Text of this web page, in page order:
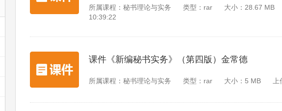
所属课程：秘书理论与实务 类型：rar 大小：28.67 MB
10:39:22
课件《新编秘书实务》（第四版）金常德
所属课程：秘书理论与实务 类型：rar 大小：5 MB